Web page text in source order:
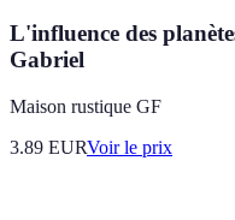
L'influence des
Gabriel
Maison rustique GF
3.89 EURVoir le prix